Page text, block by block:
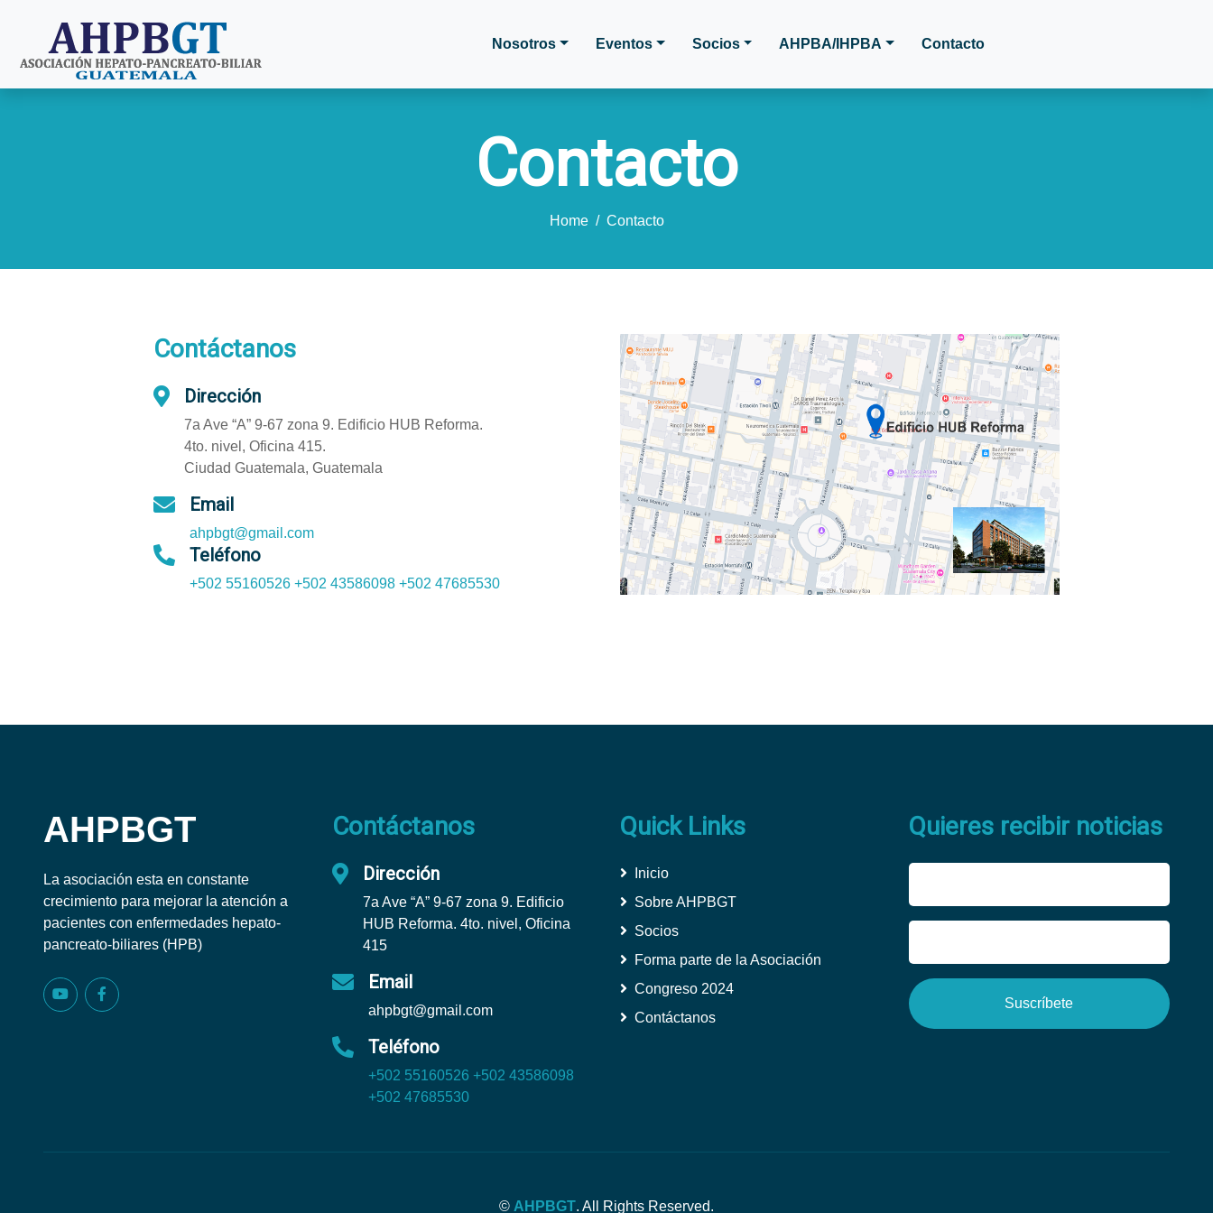
Nosotros Eventos Socios AHPBA/IHPBA Contacto
Contacto
Home / Contacto
Contáctanos
Dirección
7a Ave “A” 9-67 zona 9. Edificio HUB Reforma.
4to. nivel, Oficina 415.
Ciudad Guatemala, Guatemala
Email
ahpbgt@gmail.com
Teléfono
+502 55160526 +502 43586098 +502 47685530
AHPBGT
La asociación esta en constante
crecimiento para mejorar la atención a
pacientes con enfermedades hepato-
pancreato-biliares (HPB)
Contáctanos
Dirección
7a Ave “A” 9-67 zona 9. Edificio
HUB Reforma. 4to. nivel, Oficina
415
Email
ahpbgt@gmail.com
Teléfono
+502 55160526 +502 43586098
+502 47685530
Quick Links
Inicio
Sobre AHPBGT
Socios
Forma parte de la Asociación
Congreso 2024
Contáctanos
Quieres recibir noticias
© AHPBGT. All Rights Reserved.